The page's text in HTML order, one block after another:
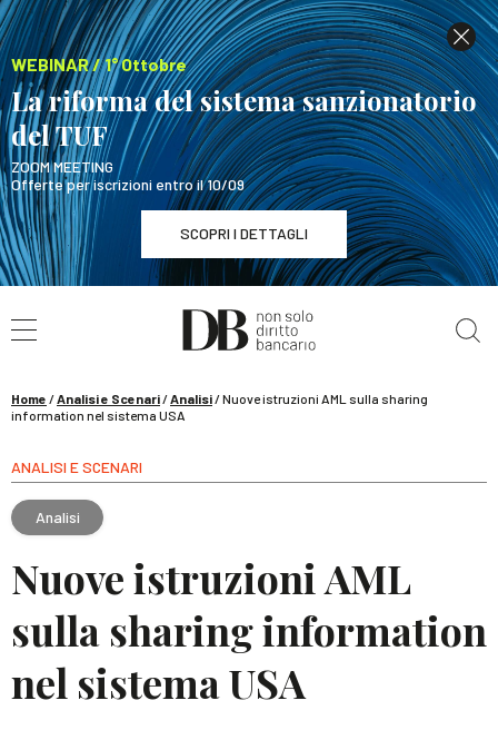
WEBINAR / 1° Ottobre
La riforma del sistema sanzionatorio
del TUF
ZOOM MEETING
Offerte per iscrizioni entro il 10/09
SCOPRI I DETTAGLI
WEBINAR / 1° Ottobre
La riforma del sistema sanzionatorio del TUF
Home /Analisi e Scenari/Analisi/Nuove istruzioni AML sulla sharing
information nel sistema USA
ANALISI E SCENARI
Analisi
Nuove istruzioni AML
sulla sharing information
nel sistema USA